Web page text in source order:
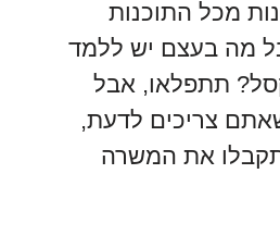
מכל התוכנות
מה בעצם יש ללמד
תתפלאו, אבל
צריכים לדעת,
תקבלו את המשרה